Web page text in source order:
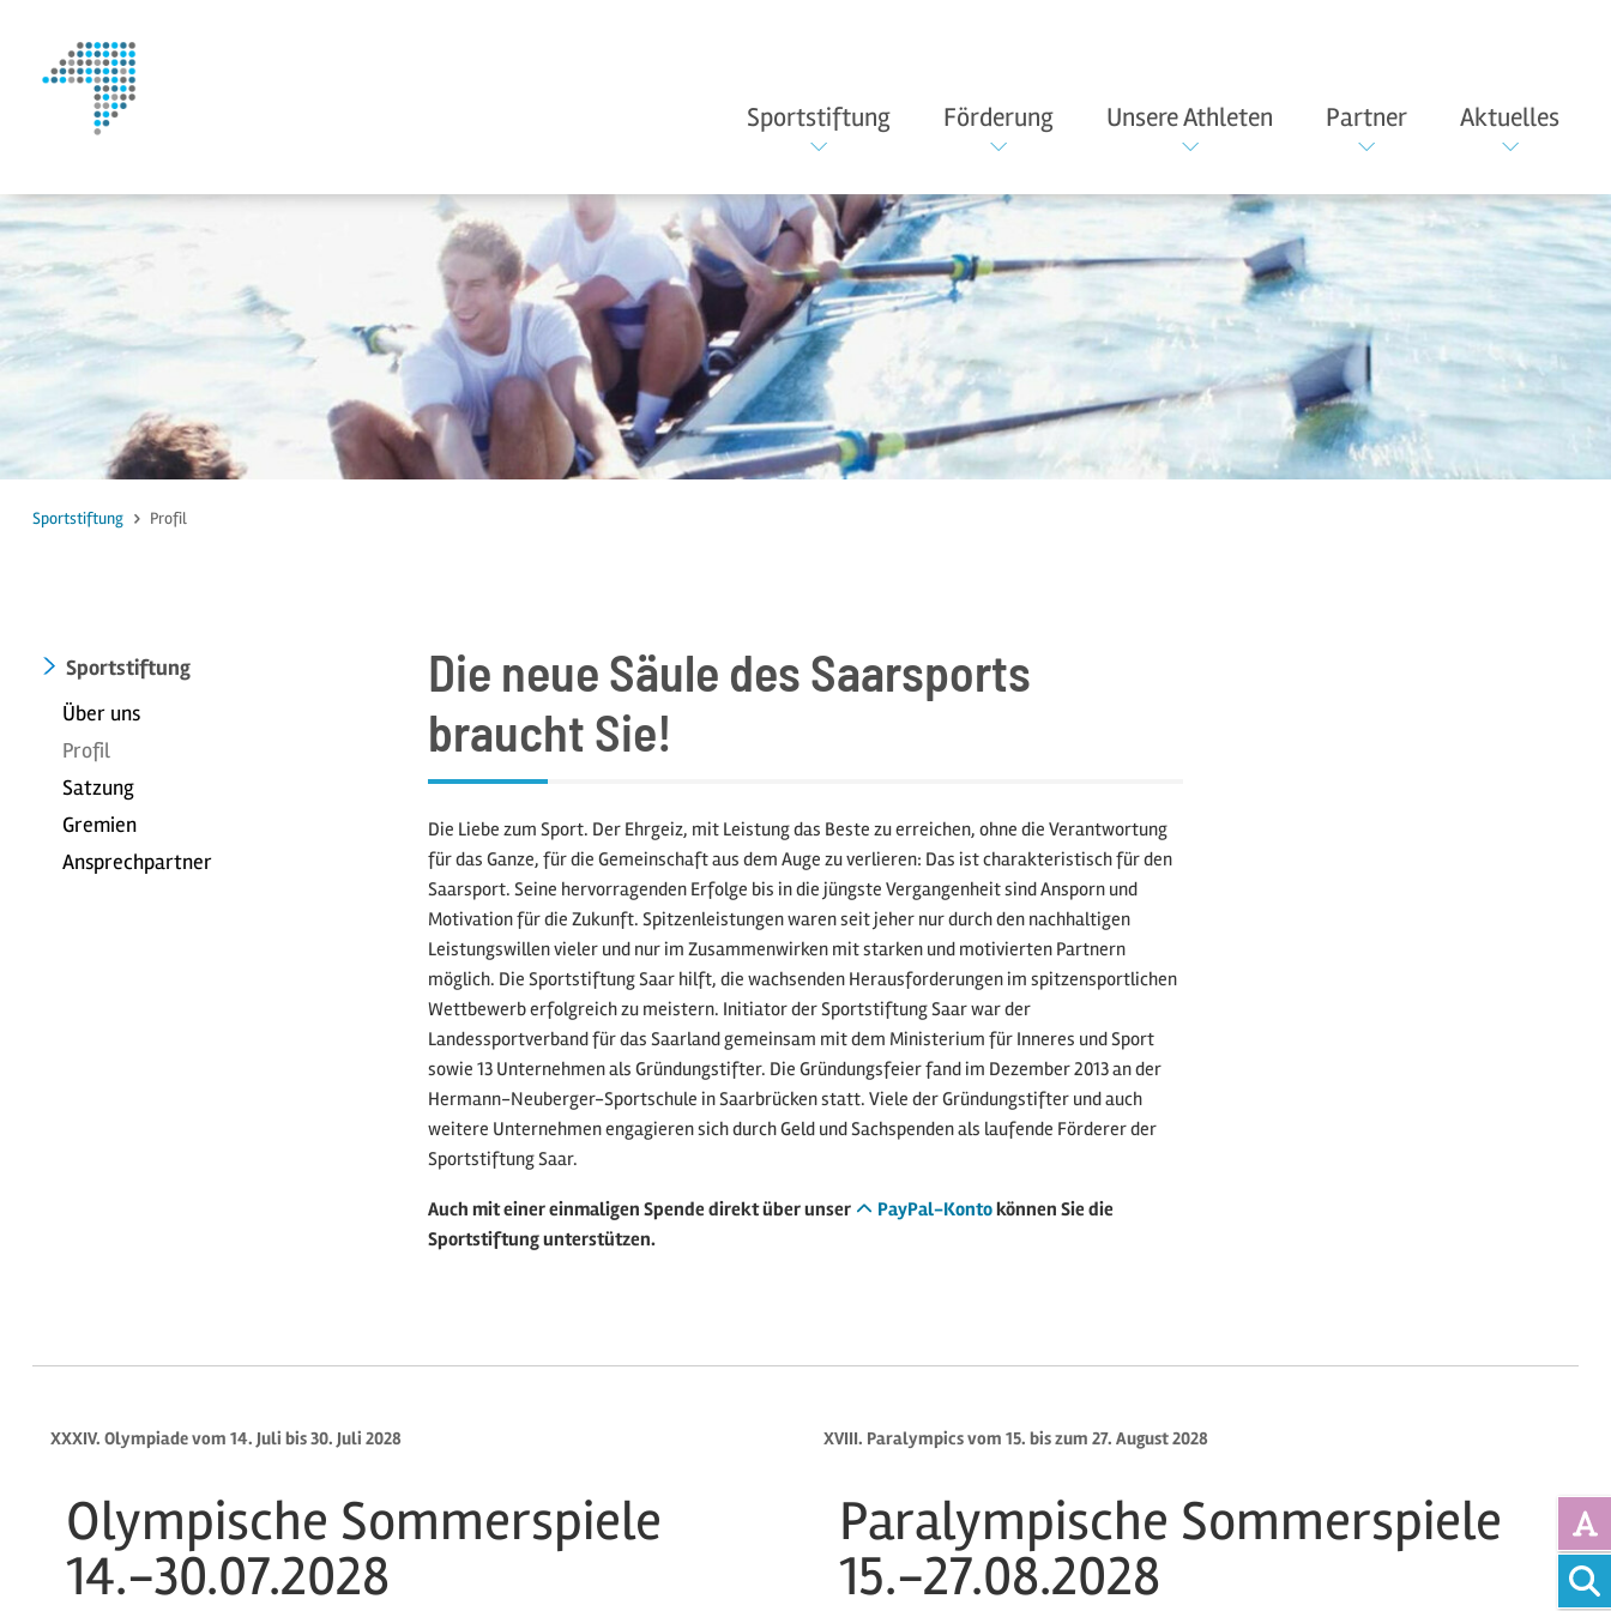
zum Inhalt
zur Suche
Sportstiftung Förderung Unsere Athleten Partner Aktuelles
Sportstiftung Profil
Sportstiftung
Über uns
Profil
Satzung
Gremien
Ansprechpartner
Die neue Säule des Saarsports
braucht Sie!
Die Liebe zum Sport. Der Ehrgeiz, mit Leistung das Beste zu erreichen, ohne die Verantwortung
für das Ganze, für die Gemeinschaft aus dem Auge zu verlieren: Das ist charakteristisch für den
Saarsport. Seine hervorragenden Erfolge bis in die jüngste Vergangenheit sind Ansporn und
Motivation für die Zukunft. Spitzenleistungen waren seit jeher nur durch den nachhaltigen
Leistungswillen vieler und nur im Zusammenwirken mit starken und motivierten Partnern
möglich. Die Sportstiftung Saar hilft, die wachsenden Herausforderungen im spitzensportlichen
Wettbewerb erfolgreich zu meistern. Initiator der Sportstiftung Saar war der
Landessportverband für das Saarland gemeinsam mit dem Ministerium für Inneres und Sport
sowie 13 Unternehmen als Gründungstifter. Die Gründungsfeier fand im Dezember 2013 an der
Hermann-Neuberger-Sportschule in Saarbrücken statt. Viele der Gründungstifter und auch
weitere Unternehmen engagieren sich durch Geld und Sachspenden als laufende Förderer der
Sportstiftung Saar.
Auch mit einer einmaligen Spende direkt über unser PayPal-Kontokönnen Sie die
Sportstiftung unterstützen.
XXXIV. Olympiade vom 14. Juli bis 30. Juli 2028
Olympische Sommerspiele
14.-30.07.2028
XVIII. Paralympics vom 15. bis zum 27. August 2028
Paralympische Sommerspiele
15.-27.08.2028